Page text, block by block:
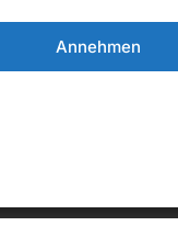
Annehmen